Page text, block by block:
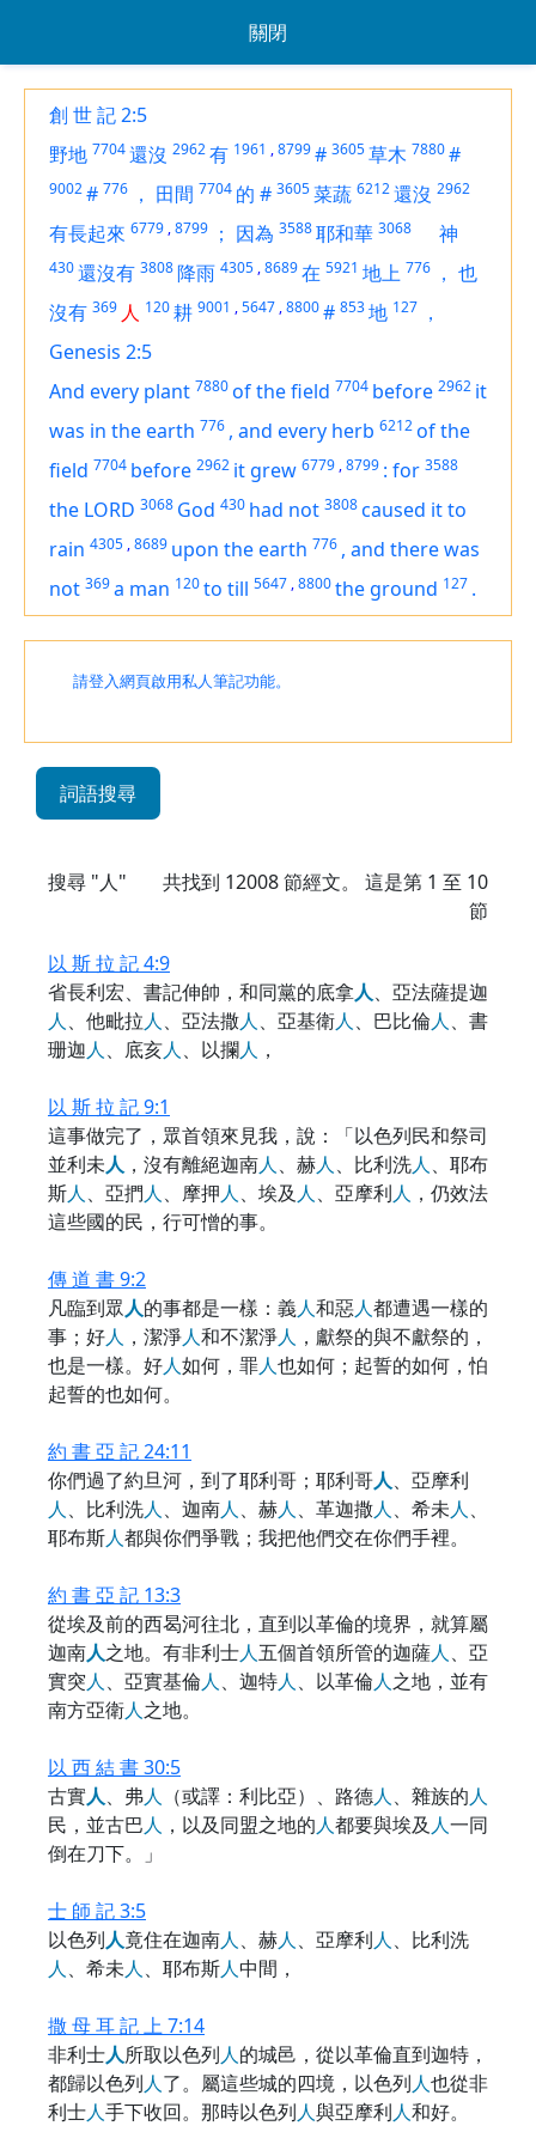
關閉
創 世 記 2:5
野地 7704還沒 2962有 1961 ,8799# 3605草木 7880#
9002# 776 ， 田間 7704 的 # 3605菜蔬 6212還沒 2962
有長起來 6779 ,8799 ； 因為 3588耶和華 3068 神
430還沒有 3808降雨 4305 ,8689在 5921 地上 776 ， 也
沒有 369 人 120耕 9001 ,5647 ,8800# 853地 127 ，
Genesis 2:5
And every plant 7880of the field 7704 before 2962 it
was in the earth 776 , and every herb 6212of the
field 7704 before 2962 it grew 6779 ,8799 : for 3588
the LORD 3068 God 430 had not 3808caused it to
rain 4305 ,8689 upon the earth 776 , and there was
not 369a man 120to till 5647 ,8800the ground 127 .
請登入網頁啟用私人筆記功能。
詞語搜尋
搜尋 "人" 共找到 12008節經文。 這是第 1 至 10
節
以 斯 拉 記 4:9
省長利宏、書記伸帥，和同黨的底拿人、亞法薩提迦
人、他毗拉人、亞法撒人、亞基衛人、巴比倫人、書
珊迦人、底亥人、以攔人 ，
以 斯 拉 記 9:1
這事做完了，眾首領來見我，說：「以色列民和祭司
並利未人 ，沒有離絕迦南人、赫人、比利洗人、耶布
斯人、亞捫人、摩押人、埃及 人、亞摩利人 ，仍效法
這些國的民，行可憎的事。
傳 道 書 9:2
凡臨到眾人的事都是一樣：義人和惡人都遭遇一樣的
事；好人 ，潔淨人和不潔淨人 ，獻祭的與不獻祭的，
也是一樣。好人如何，罪人也如何；起誓的如何，怕
起誓的也如何。
約 書 亞 記 24:11
你們過了約旦河，到了耶利哥；耶利哥人、亞摩利
人、比利洗人、迦南人、赫人、革迦撒人、希未人、
耶布斯人都與你們爭戰；我把他們交在你們手裡。
約 書 亞 記 13:3
從埃及前的西曷河往北，直到以革倫的境界，就算屬
迦南人之地。有非利士人五個首領所管的迦薩人、亞
實突人、亞實基倫人、迦特人、以革倫人之地，並有
南方亞衛人之地。
以 西 結 書 30:5
古實人、弗人 （或譯：利比亞）、路德人、雜族的人
民，並古巴人 ，以及同盟之地的人都要與埃及 人一同
倒在刀下。」
士 師 記 3:5
以色列人竟住在迦南人、赫人、亞摩利人、比利洗
人、希未人、耶布斯人中間，
撒 母 耳 記 上 7:14
非利士人所取以色列人的城邑，從以革倫直到迦特，
都歸以色列人了。屬這些城的四境，以色列人也從非
利士人手下收回。那時以色列人與亞摩利人和好。